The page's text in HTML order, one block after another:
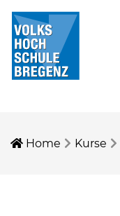
Home Kurse